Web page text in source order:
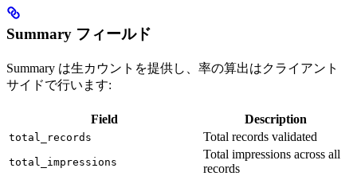
Summary フィールド
Summary は生カウントを提供し、率の算出はクライアント
サイドで行います:
Field Description
total_records Total records validated
total_impressions
Total impressions across all
records